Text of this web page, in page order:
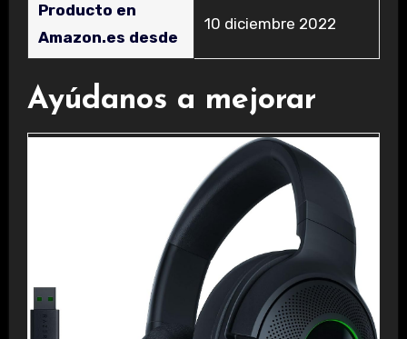
Producto en
Amazon.es desde
10 diciembre 2022
Ayúdanos a mejorar